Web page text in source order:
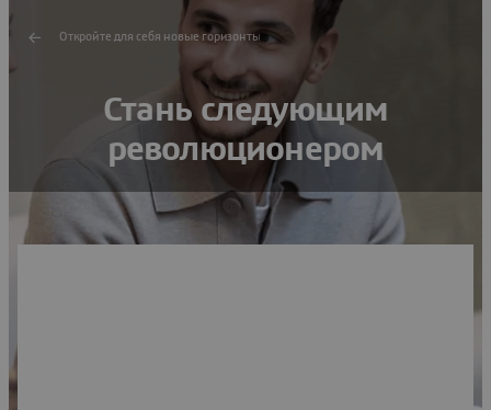
Откройте для себя новые горизонты
Стань следующим
революционером